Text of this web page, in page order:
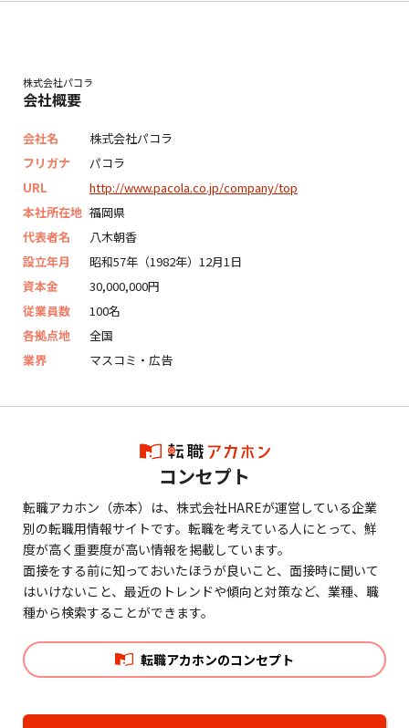
株式会社パコラ
会社概要
会社名
株式会社パコラ
フリガナ
パコラ
URL
http://www.pacola.co.jp/company/top
本社所在地 福岡県
代表者名
八木朝香
設立年月
昭和57年（1982年）12月1日
資本金
30,000,000円
従業員数
100名
各拠点地
全国
業界
マスコミ・広告
コンセプト
転職アカホン（赤本）は、株式会社HAREが運営している企業
別の転職用情報サイトです。転職を考えている人にとって、鮮
度が高く重要度が高い情報を掲載しています。
面接をする前に知っておいたほうが良いこと、面接時に聞いて
はいけないこと、最近のトレンドや傾向と対策など、業種、職
種から検索することができます。
転職アカホンのコンセプト